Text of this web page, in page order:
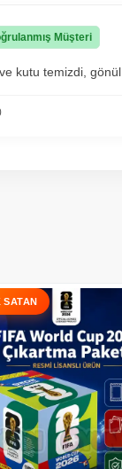
Müşteri
kutu temizdi, gönül